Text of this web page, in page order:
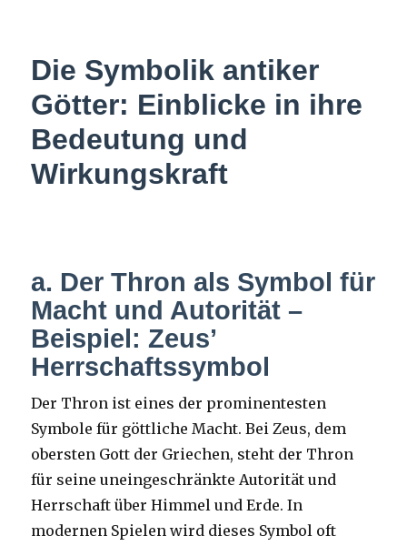
Die Symbolik antiker
Götter: Einblicke in ihre
Bedeutung und
Wirkungskraft
a. Der Thron als Symbol für
Macht und Autorität –
Beispiel: Zeus’
Herrschaftssymbol
Der Thron ist eines der prominentesten
Symbole für göttliche Macht. Bei Zeus, dem
obersten Gott der Griechen, steht der Thron
für seine uneingeschränkte Autorität und
Herrschaft über Himmel und Erde. In
modernen Spielen wird dieses Symbol oft